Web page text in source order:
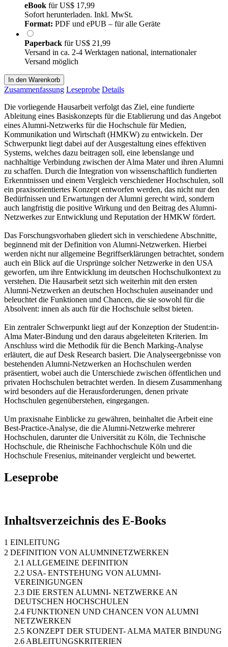
eBook fürUS$ 17,99
Sofort herunterladen. Inkl. MwSt.
Format: PDF und ePUB – für alle Geräte
Paperback fürUS$ 21,99
Versand in ca. 2-4 Werktagen national, internationaler
Versand möglich
In den Warenkorb
Zusammenfassung Leseprobe Details
Die vorliegende Hausarbeit verfolgt das Ziel, eine fundierte
Ableitung eines Basiskonzepts für die Etablierung und das Angebot
eines Alumni-Netzwerks für die Hochschule für Medien,
Kommunikation und Wirtschaft (HMKW) zu entwickeln. Der
Schwerpunkt liegt dabei auf der Ausgestaltung eines effektiven
Systems, welches dazu beitragen soll, eine lebenslange und
nachhaltige Verbindung zwischen der Alma Mater und ihren Alumni
zu schaffen. Durch die Integration von wissenschaftlich fundierten
Erkenntnissen und einem Vergleich verschiedener Hochschulen, soll
ein praxisorientiertes Konzept entworfen werden, das nicht nur den
Bedürfnissen und Erwartungen der Alumni gerecht wird, sondern
auch langfristig die positive Wirkung und den Beitrag des Alumni-
Netzwerkes zur Entwicklung und Reputation der HMKW fördert.
Das Forschungsvorhaben gliedert sich in verschiedene Abschnitte,
beginnend mit der Definition von Alumni-Netzwerken. Hierbei
werden nicht nur allgemeine Begriffserklärungen betrachtet, sondern
auch ein Blick auf die Ursprünge solcher Netzwerke in den USA
geworfen, um ihre Entwicklung im deutschen Hochschulkontext zu
verstehen. Die Hausarbeit setzt sich weiterhin mit den ersten
Alumni-Netzwerken an deutschen Hochschulen auseinander und
beleuchtet die Funktionen und Chancen, die sie sowohl für die
Absolvent: innen als auch für die Hochschule selbst bieten.
Ein zentraler Schwerpunkt liegt auf der Konzeption der Student:in-
Alma Mater-Bindung und den daraus abgeleiteten Kriterien. Im
Anschluss wird die Methodik für die Bench Marking-Analyse
erläutert, die auf Desk Research basiert. Die Analyseergebnisse von
bestehenden Alumni-Netzwerken an Hochschulen werden
präsentiert, wobei auch die Unterschiede zwischen öffentlichen und
privaten Hochschulen betrachtet werden. In diesem Zusammenhang
wird besonders auf die Herausforderungen, denen private
Hochschulen gegenüberstehen, eingegangen.
Um praxisnahe Einblicke zu gewähren, beinhaltet die Arbeit eine
Best-Practice-Analyse, die die Alumni-Netzwerke mehrerer
Hochschulen, darunter die Universität zu Köln, die Technische
Hochschule, die Rheinische Fachhochschule Köln und die
Hochschule Fresenius, miteinander vergleicht und bewertet.
Leseprobe
Inhaltsverzeichnis des E-Books
1 EINLEITUNG
2 DEFINITION VON ALUMNINETZWERKEN
2.1 ALLGEMEINE DEFINITION
2.2 USA- ENTSTEHUNG VON ALUMNI-
VEREINIGUNGEN
2.3 DIE ERSTEN ALUMNI- NETZWERKE AN
DEUTSCHEN HOCHSCHULEN
2.4 FUNKTIONEN UND CHANCEN VON ALUMNI
NETZWERKEN
2.5 KONZEPT DER STUDENT- ALMA MATER BINDUNG
2.6 ABLEITUNGSKRITERIEN